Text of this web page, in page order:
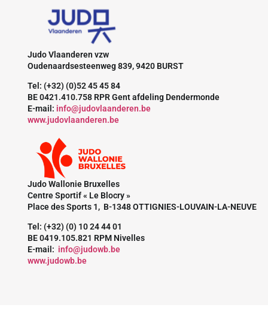
Judo Vlaanderen vzw
Oudenaardsesteenweg 839, 9420 BURST
Tel: (+32) (0)52 45 45 84
BE 0421.410.758 RPR Gent afdeling Dendermonde
E-mail: info@judovlaanderen.be
www.judovlaanderen.be
Judo Wallonie Bruxelles
Centre Sportif « Le Blocry »
Place des Sports 1, B-1348 OTTIGNIES-LOUVAIN-LA-NEUVE
Tel: (+32) (0) 10 24 44 01
BE 0419.105.821 RPM Nivelles
E-mail: info@judowb.be
www.judowb.be